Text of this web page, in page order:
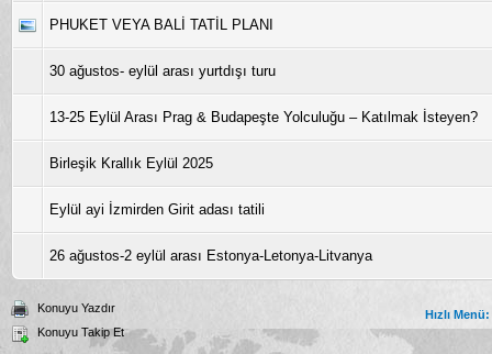
PHUKET VEYA BALİ TATİL PLANI
30 ağustos- eylül arası yurtdışı turu
13-25 Eylül Arası Prag & Budapeşte Yolculuğu – Katılmak İsteyen?
Birleşik Krallık Eylül 2025
Eylül ayi İzmirden Girit adası tatili
26 ağustos-2 eylül arası Estonya-Letonya-Litvanya
Konuyu Yazdır
Konuyu Takip Et
Hızlı Menü: